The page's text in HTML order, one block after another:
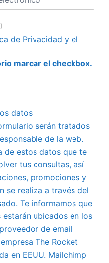
de Privacidad y el
marcar el checkbox.
datos
serán tratados
de la web.
de estos datos que te
tus consultas, así
promociones y
se realiza a través del
Te informamos que
ubicados en los
de email
The Rocket
en EEUU. Mailchimp